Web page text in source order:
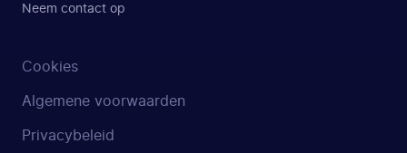
Neem contact op
Cookies
Algemene voorwaarden
Privacybeleid